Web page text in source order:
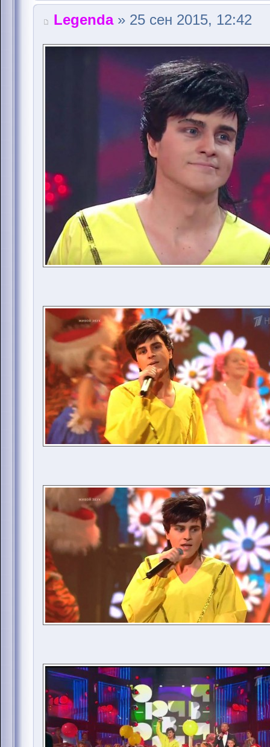
Legenda» 25 сен 2015, 12:42